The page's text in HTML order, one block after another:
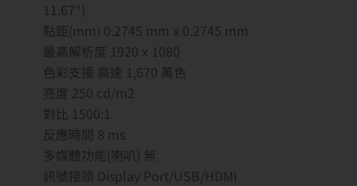
11.67″)
點距(mm) 0.2745 mm x 0.2745 mm
最高解析度 1920 x 1080
色彩支援 高達 1,670 萬色
亮度 250 cd/m2
對比 1500:1
反應時間 8 ms
多媒體功能(喇叭) 無
訊號接頭 Display Port/USB/HDMI